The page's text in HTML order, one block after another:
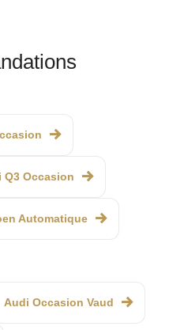
Q3 Occasion
Automatique
Audi Occasion Vaud